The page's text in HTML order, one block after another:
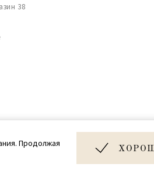
38
Дизайн и
Very Good
Продолжая